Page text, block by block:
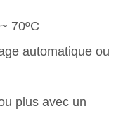
70ºC
automatique ou
plus avec un